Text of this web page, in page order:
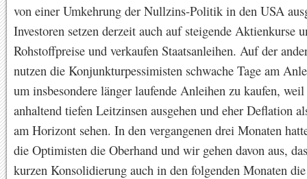
von einer Umkehrung der Nullzins-Politik in den USA
Investoren setzen derzeit auch auf steigende Aktienkurse
Rohstoffpreise und verkaufen Staatsanleihen. Auf der
nutzen die Konjunkturpessimisten schwache Tage am
um insbesondere länger laufende Anleihen zu kaufen,
anhaltend tiefen Leitzinsen ausgehen und eher Deflation
am Horizont sehen. In den vergangenen drei Monaten
die Optimisten die Oberhand und wir gehen davon aus,
kurzen Konsolidierung auch in den folgenden Monaten